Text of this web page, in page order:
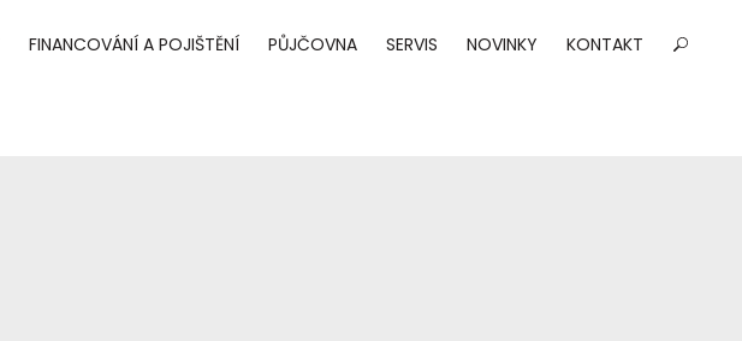
FINANCOVÁNÍ A POJIŠTĚNÍ PŮJČOVNA SERVIS NOVINKY KONTAKT